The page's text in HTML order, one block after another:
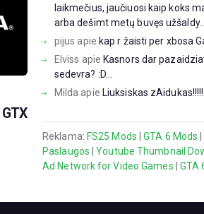
laikmečius, jaučiuosi kaip koks
arba dešimt metų buvęs užšaldy...
pijus apie kap r žaisti per xbosa
Elviss apie Kasnors dar
sedevra? :D...
Milda apie Liuksiskas zAidukas!!!!!...
Reklama: FS25 Mods |GTA 6 Mods |
Paslaugos |Youtube Thumbnail
Ad Network for Video Games
GTA